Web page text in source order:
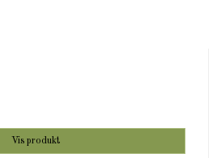
Vis produkt